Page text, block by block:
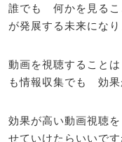
誰でも 何かを見る
が発展する未来にな
動画を視聴すること
も情報収集でも 効果
効果が高い動画視聴
せていけたらいいで